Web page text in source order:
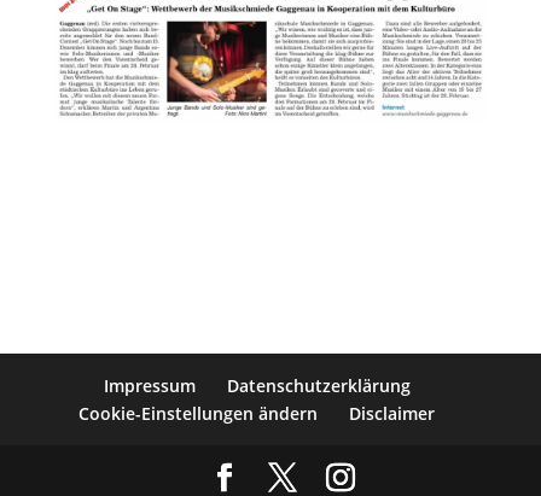
Impressum
Datenschutzerklärung
Cookie-Einstellungen ändern
Disclaimer